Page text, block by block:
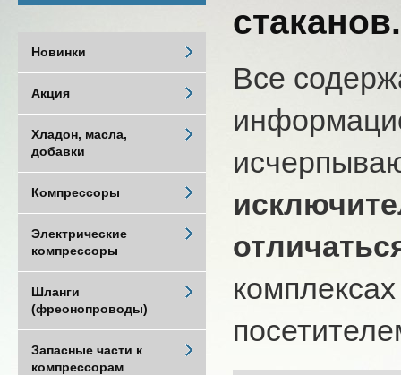
стаканов.
Все
Новинки
Акция
Хладон, масла,
добавки
Компрессоры
Электрические
компрессоры
Шланги
(фреонопроводы)
Запасные части к
компрессорам